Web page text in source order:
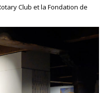
Club et la Fondation de